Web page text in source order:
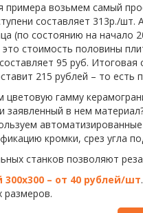
примера возьмем самый
составляет 313р./
(по состоянию на начало
стоимость половины
95 руб.
215 рублей – то есть
гамму
заявленный в нем
кромки, срез угла
станков позволяют
300х300 – от 40 рублей/шт
размеров.